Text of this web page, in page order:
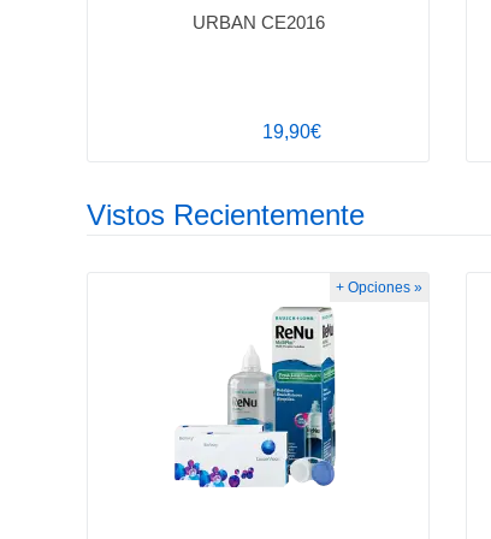
URBAN CE2016
19,90€
Vistos Recientemente
+ Opciones »